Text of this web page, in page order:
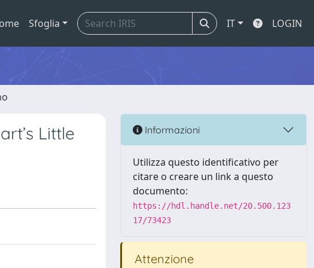
Sfoglia IT LOGIN
Little
Informazioni
Utilizza questo identificativo per
citare o creare un link a questo
documento:
https://hdl.handle.net/20.500.123
17/73423
Attenzione